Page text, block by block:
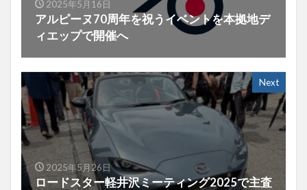
2025年5月16日
アルピーヌ70周年を祝うイベントを本拠地デ
ィエップで開催へ
Next
2025年5月26日
ロードスター軽井沢ミーティング2025で主査